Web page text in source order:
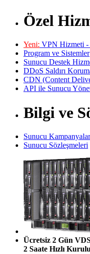
Özel
Yeni: VPN Hizmeti
Program ve Sistemler
Sunucu Destek
DDoS Saldırı
CDN (Content
API ile Sunucu
Bilgi ve
Sunucu
Sunucu Sözleşmeleri
Ücretsiz 2 Gün
2 Saate Hızlı